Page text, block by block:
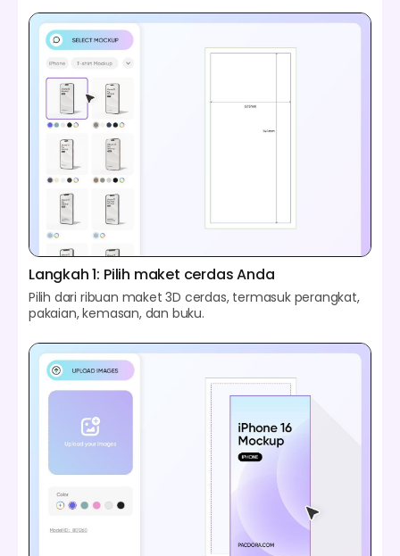
Langkah 1: Pilih maket cerdas Anda
Pilih dari ribuan maket 3D cerdas, termasuk perangkat,
pakaian, kemasan, dan buku.